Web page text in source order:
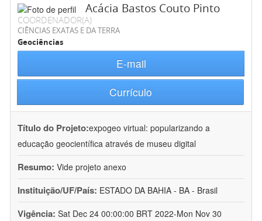
Acácia Bastos Couto Pinto
COORDENADOR(A)
CIÊNCIAS EXATAS E DA TERRA
Geociências
E-mail
Currículo
Título do Projeto:expogeo virtual: popularizando a
educação geocientífica através de museu digital
Resumo: Vide projeto anexo
Instituição/UF/País: ESTADO DA BAHIA - BA - Brasil
Vigência: Sat Dec 24 00:00:00 BRT 2022-Mon Nov 30